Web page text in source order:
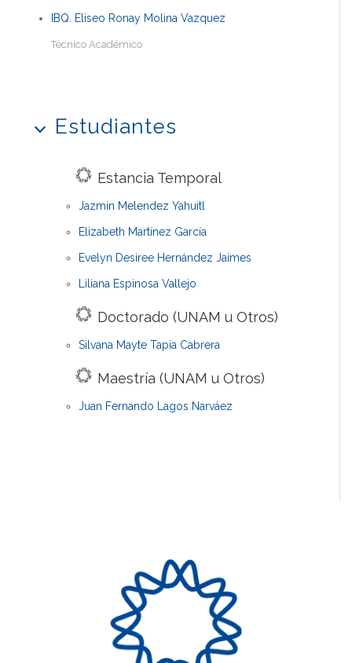
IBQ. Eliseo Ronay Molina Vazquez
Técnico Académico
Estudiantes
Estancia Temporal
Jazmin Melendez Yahuitl
Elizabeth Martínez García
Evelyn Desiree Hernández Jaimes
Liliana Espinosa Vallejo
Doctorado (UNAM u Otros)
Silvana Mayte Tapia Cabrera
Maestría (UNAM u Otros)
Juan Fernando Lagos Narváez